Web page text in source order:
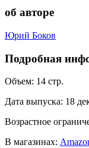
об авторе
Юрий Боков
Подробная
Объем: 14 стр.
Дата выпуска: 18
Возрастное
В магазинах: